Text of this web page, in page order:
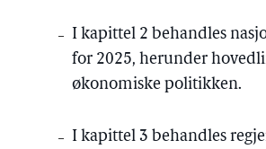
I kapittel 2 behandles
for 2025, herunder
økonomiske politikken.
I kapittel 3 behandles